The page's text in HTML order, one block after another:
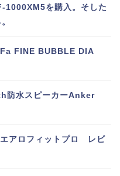
1000XM5を購入。そした
FINE BUBBLE DIA
防水スピーカーAnker
アロフィットプロ レビ